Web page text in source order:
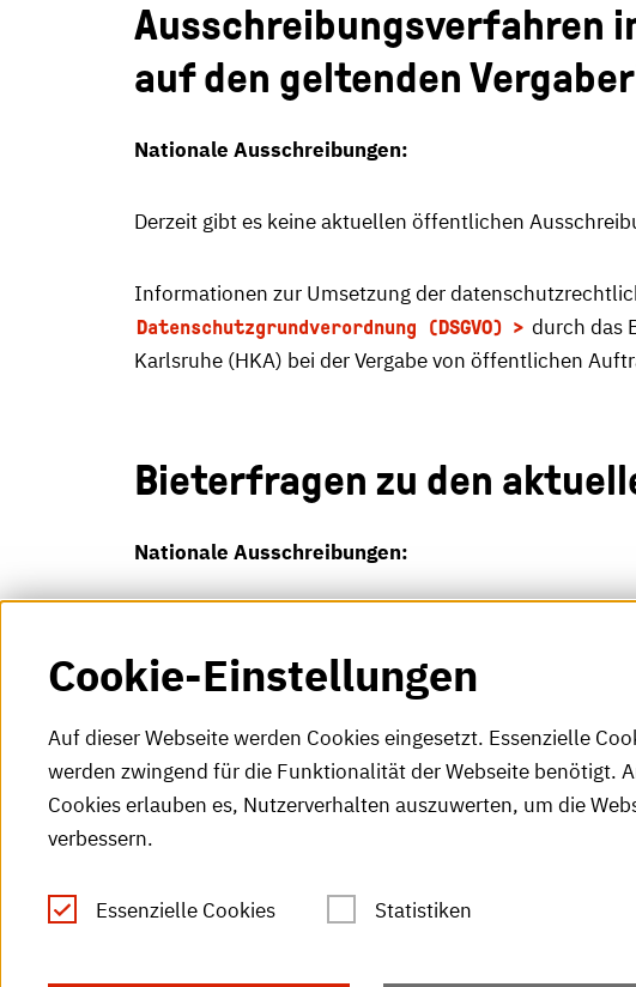
Ausschreibungsverfahren
auf den geltenden
Nationale Ausschreibungen:
Derzeit gibt es keine aktuellen öffentlichen
Informationen zur Umsetzung der
Datenschutzgrundverordnung (DSGVO)
durch das
Karlsruhe (HKA) bei der Vergabe von öffentlichen
Bieterfragen zu den
Nationale Ausschreibungen:
Derzeit gibt es keine Bieterfragen zu aktuellen
Fax: +49 (0)721 925-2000
Cookie-Einstellungen
Auf dieser Webseite werden Cookies eingesetzt. Essenzielle
werden zwingend für die Funktionalität der Webseite benötigt.
Cookies erlauben es, Nutzerverhalten auszuwerten, um die
verbessern.
Essenzielle Cookies Statistiken